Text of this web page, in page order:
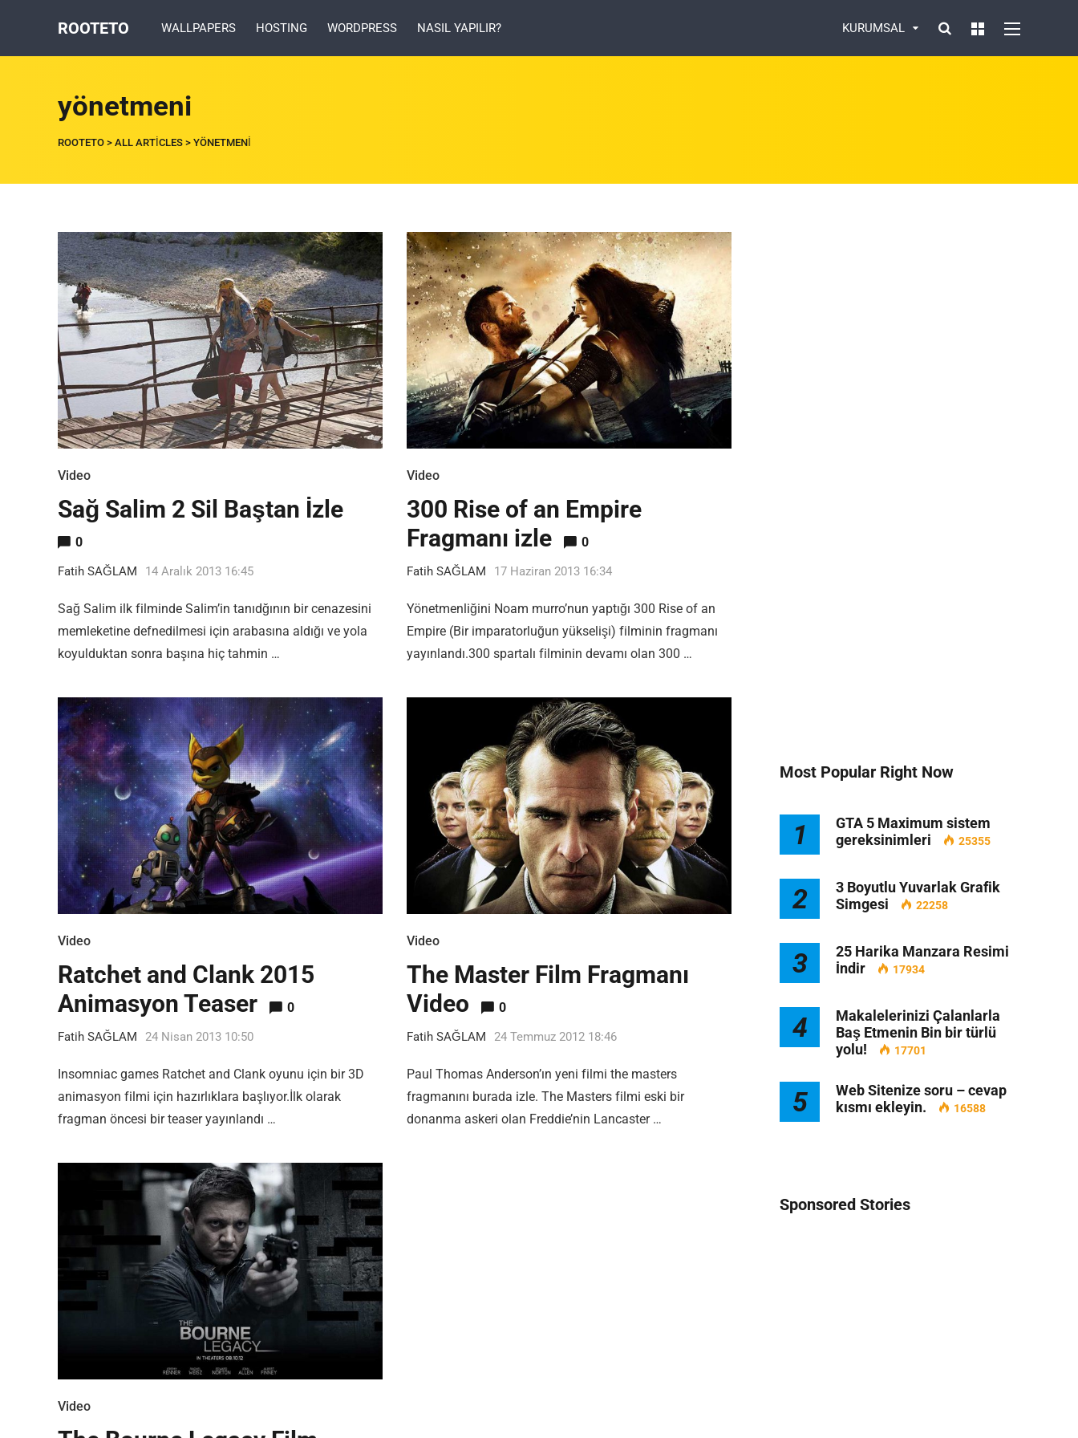
ROOTETO WALLPAPERS HOSTING WORDPRESS NASIL YAPILIR? KURUMSAL
yönetmeni
ROOTETO > ALL ARTICLES > YÖNETMENI
Video
Sağ Salim 2 Sil Baştan İzle
0
Fatih SAĞLAM 14 Aralık 2013 16:45
Sağ Salim ilk filminde Salim’in tanıdğının bir cenazesini
memleketine defnedilmesi için arabasına aldığı ve yola
koyulduktan sonra başına hiç tahmin …
Video
300 Rise of an Empire
Fragmanı izle
0
Fatih SAĞLAM 17 Haziran 2013 16:34
Yönetmenliğini Noam murro’nun yaptığı 300 Rise of an
Empire (Bir imparatorluğun yükselişi) filminin fragmanı
yayınlandı.300 spartalı filminin devamı olan 300 …
Video
Ratchet and Clank 2015
Animasyon Teaser
0
Fatih SAĞLAM 24 Nisan 2013 10:50
Insomniac games Ratchet and Clank oyunu için bir 3D
animasyon filmi için hazırlıklara başlıyor.İlk olarak
fragman öncesi bir teaser yayınlandı …
Video
The Master Film Fragmanı
Video
0
Fatih SAĞLAM 24 Temmuz 2012 18:46
Paul Thomas Anderson’ın yeni filmi the masters
fragmanını burada izle. The Masters filmi eski bir
donanma askeri olan Freddie’nin Lancaster …
Video
Most Popular Right Now
1
GTA 5 Maximum sistem
gereksinimleri
25355
2
3 Boyutlu Yuvarlak Grafik
Simgesi
22258
3
25 Harika Manzara Resimi
İndir
17934
4
Makalelerinizi Çalanlarla
Baş Etmenin Bin bir türlü
yolu!
17701
5
Web Sitenize soru – cevap
kısmı ekleyin.
16588
Sponsored Stories
Most Popular Topics
Editor Picks
En ilginç Zaman tüneli Kapakları